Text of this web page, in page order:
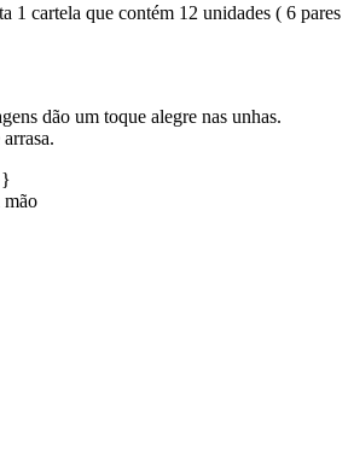
1 cartela que contém 12 unidades ( 6 pares
dão um toque alegre nas unhas.
mão